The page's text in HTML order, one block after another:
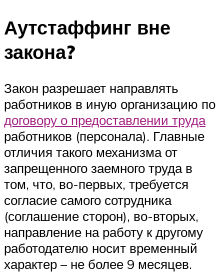
Аутстаффинг вне
закона?
Закон разрешает направлять
работников в иную организацию по
договору о предоставлении труда
работников (персонала). Главные
отличия такого механизма от
запрещенного заемного труда в
том, что, во-первых, требуется
согласие самого сотрудника
(соглашение сторон), во-вторых,
направление на работу к другому
работодателю носит временный
характер – не более 9 месяцев.